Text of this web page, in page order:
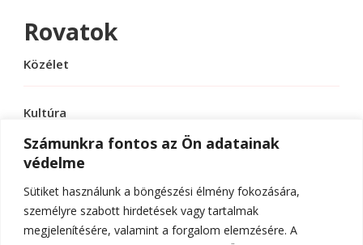
Számunkra fontos az Ön adatainak
védelme
Sütiket használunk a böngészési élmény fokozására,
személyre szabott hirdetések vagy tartalmak
megjelenítésére, valamint a forgalom elemzésére. A
Rovatok
Közélet
Kultúra
Sport
Tudomány